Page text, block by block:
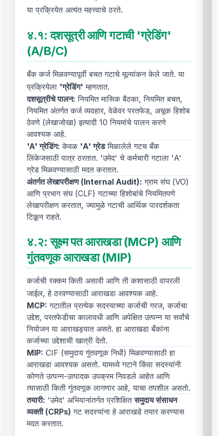
या प्रक्रियेत अत्यंत महत्त्वाचे ठरते.
४.१:दशसूत्री आणि गटाची 'ग्रेडिंग'
(A/B/C)
बँक कर्ज मिळवण्यापूर्वी बचत गटाचे मूल्यांकन केले जाते. या
प्रक्रियेला 'ग्रेडिंग' म्हणतात.
दशसूत्रीचे पालन: नियमित मासिक बैठका, नियमित बचत,
नियमित अंतर्गत कर्ज व्यवहार, वेळेवर परतफेड, अचूक हिशोब
ठेवणे (लेखाजोखा) इत्यादी 10 नियमांचे पालन करणे
आवश्यक आहे.
'A' ग्रेडिंग: केवळ 'A' ग्रेडमिळालेले गटच बँक
लिंकेजसाठी पात्र ठरतात. 'उमेद' चे कर्मचारी गटाला 'A'
ग्रेड मिळवण्यासाठी मदत करतात.
अंतर्गत लेखापरीक्षण (Internal Audit): ग्राम संघ (VO)
आणि प्रभाग संघ (CLF) गटाच्या हिशोबांचे नियमितपणे
लेखापरीक्षण करतात, ज्यामुळे गटाची आर्थिक पारदर्शकता
टिकून राहते.
४.२:सूक्ष्म पत आराखडा (MCP) आणि
गुंतवणूक आराखडा (MIP)
कर्जाची रक्कम किती असावी आणि ती कशासाठी वापरली
जाईल, हे ठरवण्यासाठी आराखडा आवश्यक आहे.
MCP: गटातील प्रत्येक सदस्याच्या कर्जाची गरज, कर्जाचा
उद्देश, परतफेडीचा कालावधी आणि अपेक्षित उत्पन्न या सर्वांचे
नियोजन या आराखड्यात असते. हा आराखडा बँकांना
कर्जाच्या उद्देशाची खात्री देतो.
MIP: CIF (समुदाय गुंतवणूक निधी) मिळवण्यासाठी हा
आराखडा आवश्यक असतो. यामध्ये गटाने किंवा सदस्यांनी
कोणते उत्पन्न-उत्पादक उपक्रम निवडले आहेत आणि
त्यासाठी किती गुंतवणूक लागणार आहे, याचा तपशील असतो.
तयारी: 'उमेद' अभियानांतर्गत प्रशिक्षितसमुदाय संसाधन
व्यक्ती (CRPs) गट सदस्यांना हे आराखडे तयार करण्यास
मदत करतात.